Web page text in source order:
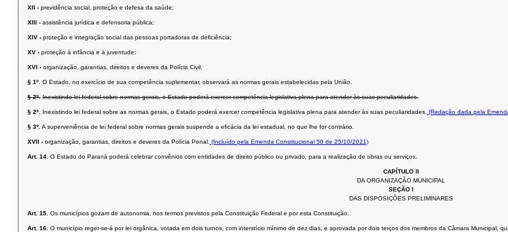
XII - previdência social, proteção e defesa da saúde;
XIII - assistência jurídica e defensoria pública;
XIV - proteção e integração social das pessoas portadoras de deﬁciência;
XV - proteção à infância e à juventude;
XVI - organização, garantias, direitos e deveres da Polícia Civil.
§ 1º. O Estado, no exercício de sua competência suplementar, observará as normas gerais estabelecidas pela União.
§ 2º. Inexistindo lei federal sobre normas gerais, o Estado poderá exercer competência legislativa plena para atender às suas peculiaridades.
§ 2º. Inexistindo lei federal sobre as normas gerais, o Estado poderá exercer competência legislativa plena para atender às suas peculiaridades. (Redação dada pela
§ 3º. A superveniência de lei federal sobre normas gerais suspende a eﬁcácia da lei estadual, no que lhe for contrário.
XVII - organização, garantias, direitos e deveres da Polícia Penal. (Incluído pela Emenda Constitucional 50 de 25/10/2021)
Art. 14. O Estado do Paraná poderá celebrar convênios com entidades de direito público ou privado, para a realização de obras ou serviços.
CAPÍTULO II
DA ORGANIZAÇÃO MUNICIPAL
SEÇÃO I
DAS DISPOSIÇÕES PRELIMINARES
Art. 15. Os municípios gozam de autonomia, nos termos previstos pela Constituição Federal e por esta Constituição.
Art. 16. O município reger-se-á por lei orgânica, votada em dois turnos, com interstício mínimo de dez dias, e aprovada por dois terços dos membros da Câmara Municipal,